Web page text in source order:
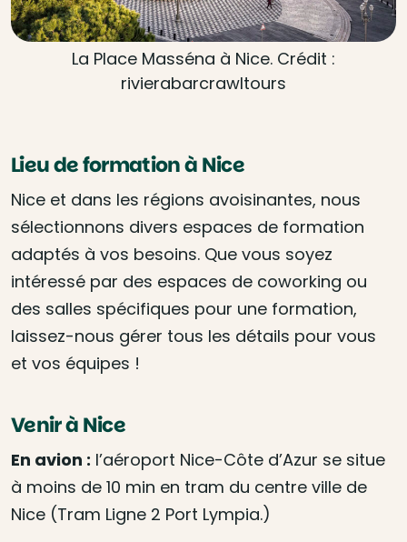
La Place Masséna à Nice. Crédit :
rivierabarcrawltours
Lieu de formation à Nice
Nice et dans les régions avoisinantes, nous
sélectionnons divers espaces de formation
adaptés à vos besoins. Que vous soyez
intéressé par des espaces de coworking ou
des salles spécifiques pour une formation,
laissez-nous gérer tous les détails pour vous
et vos équipes !
Venir à Nice
En avion : l’aéroport Nice-Côte d’Azur se situe
à moins de 10 min en tram du centre ville de
Nice (Tram Ligne 2 Port Lympia.)